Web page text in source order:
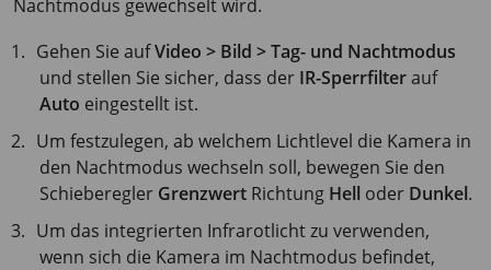
Nachtmodus gewechselt wird.
Gehen Sie aufVideo > Bild > Tag- und Nachtmodus
und stellen Sie sicher, dass der IR-Sperrfilterauf
Auto eingestellt ist.
Um festzulegen, ab welchem Lichtlevel die Kamera in
den Nachtmodus wechseln soll, bewegen Sie den
Schieberegler Grenzwert Richtung Hell oder Dunkel.
Um das integrierten Infrarotlicht zu verwenden,
wenn sich die Kamera im Nachtmodus befindet,